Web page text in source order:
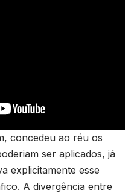
concedeu ao réu os
ser aplicados, já
explicitamente esse
A divergência entre